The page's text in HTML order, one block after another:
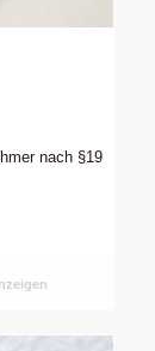
nach §19